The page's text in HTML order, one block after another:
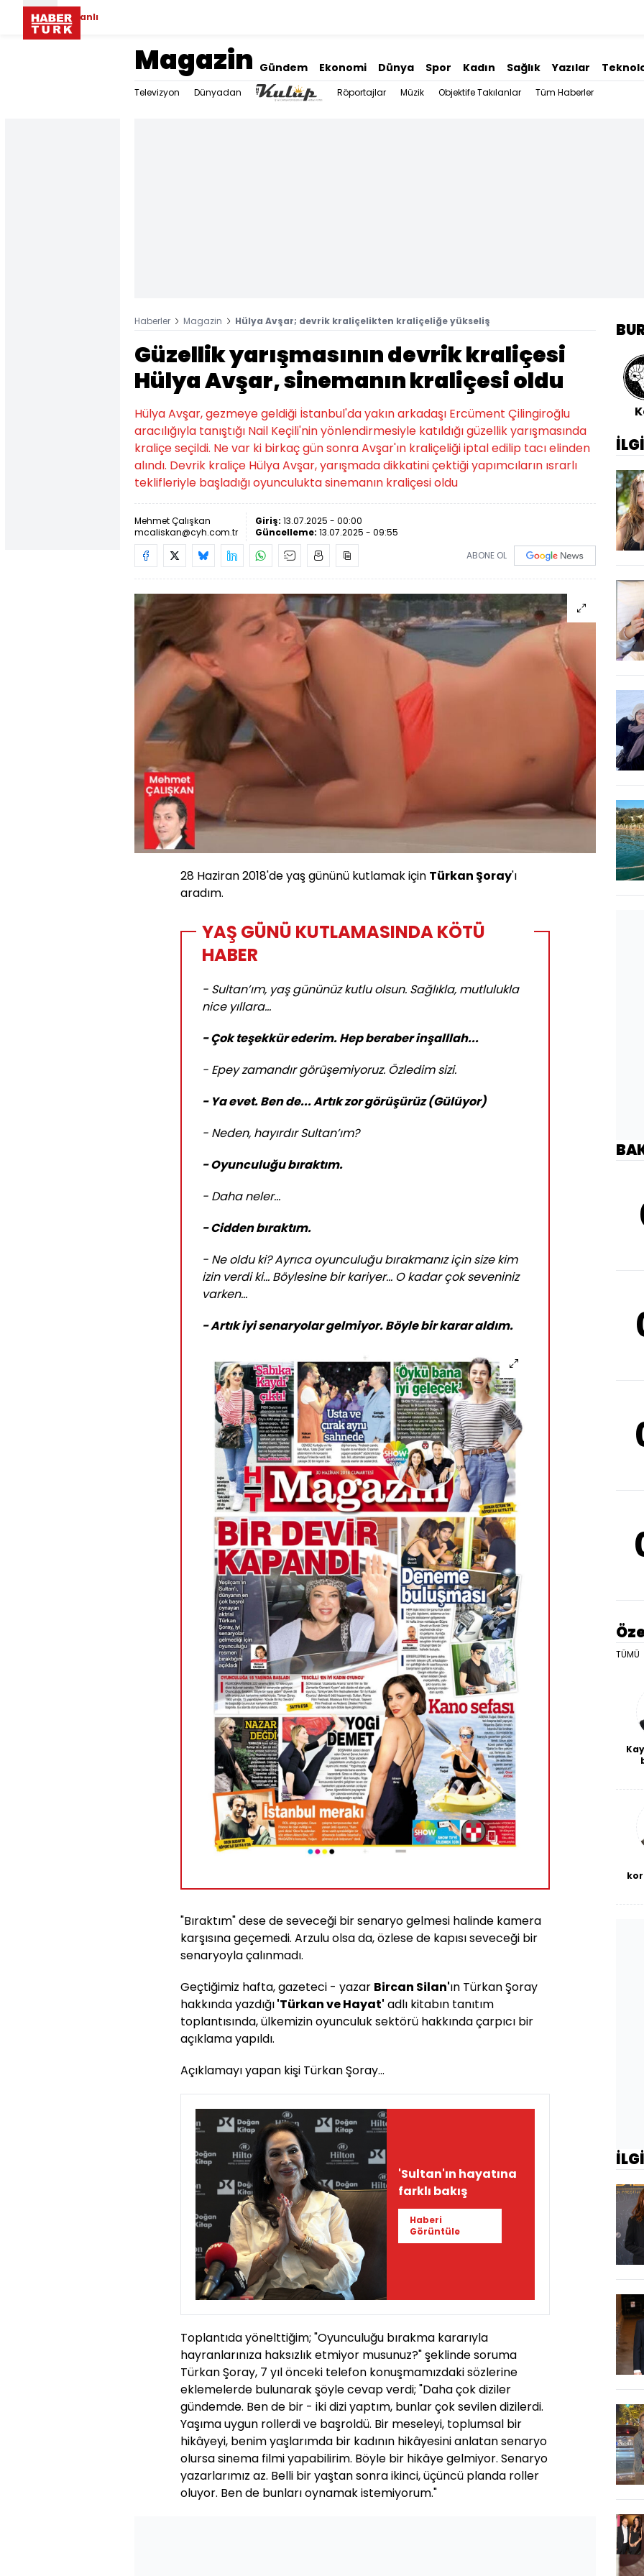
Canlı
Magazin Gündem Ekonomi Dünya Spor Kadın Sağlık Yazılar
Televizyon Dünyadan Röportajlar Müzik Objektife Takılanlar Tüm Haberler
Haberler Magazin Hülya Avşar; devrik kraliçelikten kraliçeliğe yükseliş
Güzellik yarışmasının devrik kraliçesi
Hülya Avşar, sinemanın kraliçesi oldu
Hülya Avşar, gezmeye geldiği İstanbul'da yakın arkadaşı Ercüment Çilingiroğlu
aracılığıyla tanıştığı Nail Keçili'nin yönlendirmesiyle katıldığı güzellik yarışmasında
kraliçe seçildi. Ne var ki birkaç gün sonra Avşar'ın kraliçeliği iptal edilip tacı elinden
alındı. Devrik kraliçe Hülya Avşar, yarışmada dikkatini çektiği yapımcıların ısrarlı
teklifleriyle başladığı oyunculukta sinemanın kraliçesi oldu
Mehmet Çalışkan
mcaliskan@cyh.com.tr
Giriş: 13.07.2025 - 00:00
Güncelleme: 13.07.2025 - 09:55
ABONE OL
28 Haziran 2018'de yaş gününü kutlamak için Türkan Şoray'ı
aradım.
YAŞ GÜNÜ KUTLAMASINDA KÖTÜ
HABER
- Sultan’ım, yaş gününüz kutlu olsun. Sağlıkla, mutlulukla
nice yıllara...
- Çok teşekkür ederim. Hep beraber inşalllah...
- Epey zamandır görüşemiyoruz. Özledim sizi.
- Ya evet. Ben de... Artık zor görüşürüz (Gülüyor)
- Neden, hayırdır Sultan’ım?
- Oyunculuğu bıraktım.
- Daha neler...
- Cidden bıraktım.
- Ne oldu ki? Ayrıca oyunculuğu bırakmanız için size kim
izin verdi ki... Böylesine bir kariyer... O kadar çok seveniniz
varken...
- Artık iyi senaryolar gelmiyor. Böyle bir karar aldım.
"Bıraktım" dese de seveceği bir senaryo gelmesi halinde kamera
karşısına geçemedi. Arzulu olsa da, özlese de kapısı seveceği bir
senaryoyla çalınmadı.
Geçtiğimiz hafta, gazeteci - yazar Bircan Silan'ın Türkan Şoray
hakkında yazdığı'Türkan ve Hayat' adlı kitabın tanıtım
toplantısında, ülkemizin oyunculuk sektörü hakkında çarpıcı bir
açıklama yapıldı.
Açıklamayı yapan kişi Türkan Şoray...
'Sultan'ın hayatına
farklı bakış
Haberi
Görüntüle
Toplantıda yönelttiğim; "Oyunculuğu bırakma kararıyla
hayranlarınıza haksızlık etmiyor musunuz?" şeklinde soruma
Türkan Şoray, 7 yıl önceki telefon konuşmamızdaki sözlerine
eklemelerde bulunarak şöyle cevap verdi; "Daha çok diziler
gündemde. Ben de bir - iki dizi yaptım, bunlar çok sevilen dizilerdi.
Yaşıma uygun rollerdi ve başroldü. Bir meseleyi, toplumsal bir
hikâyeyi, benim yaşlarımda bir kadının hikâyesini anlatan senaryo
olursa sinema filmi yapabilirim. Böyle bir hikâye gelmiyor. Senaryo
yazarlarımız az. Belli bir yaştan sonra ikinci, üçüncü planda roller
oluyor. Ben de bunları oynamak istemiyorum."
TÜMÜ